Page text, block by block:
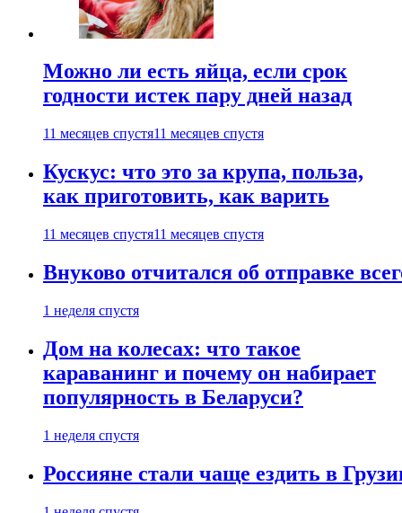
Можно ли есть яйца, если срок
годности истек пару дней назад
11 месяцев спустя11 месяцев спустя
Кускус: что это за крупа, польза,
как приготовить, как варить
11 месяцев спустя11 месяцев спустя
Внуково отчитался об отправке
1 неделя спустя
Дом на колесах: что такое
караванинг и почему он набирает
популярность в Беларуси?
1 неделя спустя
Россияне стали чаще ездить в